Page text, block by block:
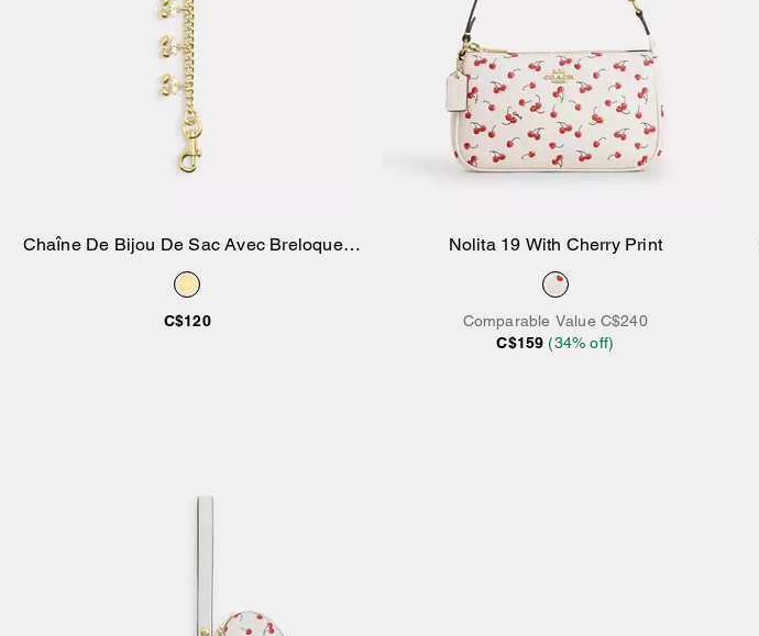
Ajouter au panier
Chaîne De Bijou De Sac Avec Breloques
Cerise
C$120
Ajouter au panier
Nolita 19 With Cherry Print
Comparable Value C$240
C$159 (34% off)